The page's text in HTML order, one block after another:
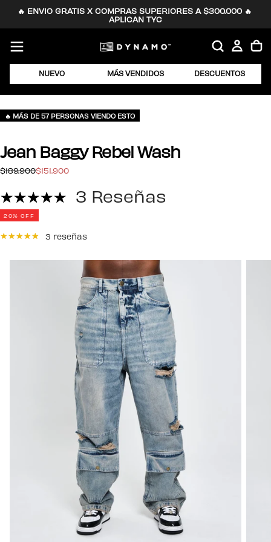
🔥 ENVIO GRATIS X COMPRAS SUPERIORES A $300.000 🔥
APLICAN TYC
SALTAR
NUEVO MÁS VENDIDOS DESCUENTOS
🔥 MÁS DE 57 PERSONAS VIENDO ESTO
Jean Baggy Rebel Wash
$151.900
Precio
$189.900Precio
oferta
$151.900
3 Reseñas
20% OFF
3 reseñas